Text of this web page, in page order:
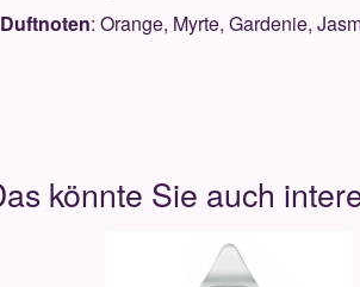
Duftnoten: Orange, Myrte, Gardenie,